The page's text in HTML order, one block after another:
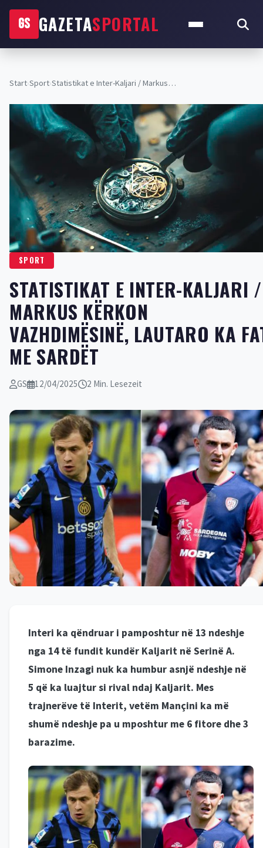
GS GAZETASPORTAL
Start›Sport›Statistikat e Inter-Kaljari / Markus…
SPORT
STATISTIKAT E INTER-KALJARI /
MARKUS KËRKON
VAZHDIMËSINË, LAUTARO KA
ME SARDËT
GS 12/04/2025 2 Min. Lesezeit
Interi ka qëndruar i pamposhtur në 13 ndeshje
nga 14 të fundit kundër Kaljarit në Serinë A.
Simone Inzagi nuk ka humbur asnjë ndeshje në
5 që ka luajtur si rival ndaj Kaljarit. Mes
trajnerëve të Interit, vetëm Mançini ka më
shumë ndeshje pa u mposhtur me 6 fitore dhe 3
barazime.